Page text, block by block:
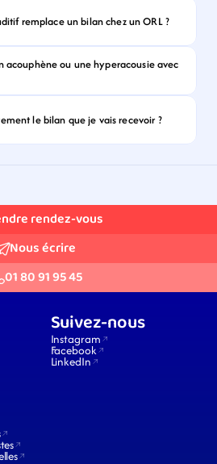
remplace un bilan chez un ORL ?
acouphène ou une hyperacousie avec
le bilan que je vais recevoir ?
rendez-vous
Nous écrire
01 80 91 95 45
Suivez-nous
Instagram
Facebook
LinkedIn